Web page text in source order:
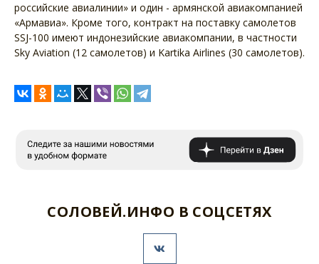
российские авиалинии» и один - армянской авиакомпанией
«Армавиа». Кроме того, контракт на поставку самолетов
SSJ-100 имеют индонезийские авиакомпании, в частности
Sky Aviation (12 самолетов) и Kartika Airlines (30 самолетов).
СОЛОВЕЙ.ИНФО В СОЦСЕТЯХ